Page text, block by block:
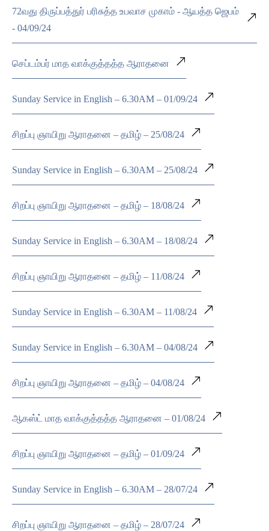
72வது திருப்பத்துர் பரிசுத்த உபவாச முகாம் - ஆயத்த ஜெபம்
- 04/09/24
செப்டம்பர் மாத வாக்குத்தத்த ஆராதனை
Sunday Service in English – 6.30AM – 01/09/24
சிறப்பு ஞாயிறு ஆராதனை – தமிழ் – 25/08/24
Sunday Service in English – 6.30AM – 25/08/24
சிறப்பு ஞாயிறு ஆராதனை – தமிழ் – 18/08/24
Sunday Service in English – 6.30AM – 18/08/24
சிறப்பு ஞாயிறு ஆராதனை – தமிழ் – 11/08/24
Sunday Service in English – 6.30AM – 11/08/24
Sunday Service in English – 6.30AM – 04/08/24
சிறப்பு ஞாயிறு ஆராதனை – தமிழ் – 04/08/24
ஆகஸ்ட் மாத வாக்குத்தத்த ஆராதனை – 01/08/24
சிறப்பு ஞாயிறு ஆராதனை – தமிழ் – 01/09/24
Sunday Service in English – 6.30AM – 28/07/24
சிறப்பு ஞாயிறு ஆராதனை – தமிழ் – 28/07/24